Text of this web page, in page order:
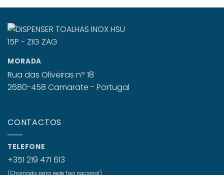
MORADA
Rua das Oliveiras nº 18
2680-458 Camarate - Portugal
CONTACTOS
TELEFONE
+351 219 471 613
(Chamada para rede fixa nacional)